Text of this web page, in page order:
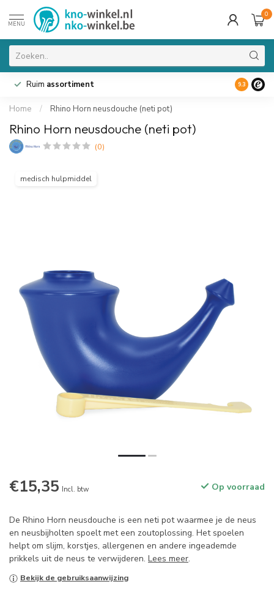
MENU
0
Ruim assortiment 9.3
Home / Rhino Horn neusdouche (neti pot)
Rhino Horn neusdouche (neti pot)
(0)
medisch hulpmiddel
€15,35 Incl. btw Op voorraad
De Rhino Horn neusdouche is een neti pot waarmee je de neus
en neusbijholten spoelt met een zoutoplossing. Het spoelen
helpt om slijm, korstjes, allergenen en andere ingeademde
prikkels uit de neus te verwijderen. Lees meer.
Bekijk de gebruiksaanwijzing